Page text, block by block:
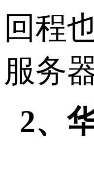
回程
服务
2、